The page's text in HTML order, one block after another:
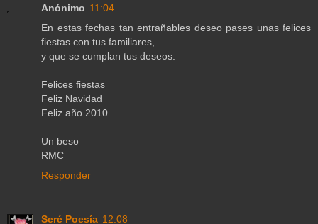
Anónimo 11:04
En estas fechas tan entrañables deseo pases unas felices
fiestas con tus familiares,
y que se cumplan tus deseos.
Felices fiestas
Feliz Navidad
Feliz año 2010
Un beso
RMC
Responder
Seré Poesía 12:08